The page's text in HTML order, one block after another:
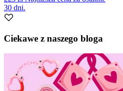
30 dni.
Ciekawe z naszego bloga